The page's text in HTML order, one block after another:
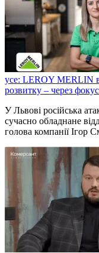
усе: LEROY MERLIN в
розвитку – через
У Львові російська
сучасно обладнане
голова компанії Ігор